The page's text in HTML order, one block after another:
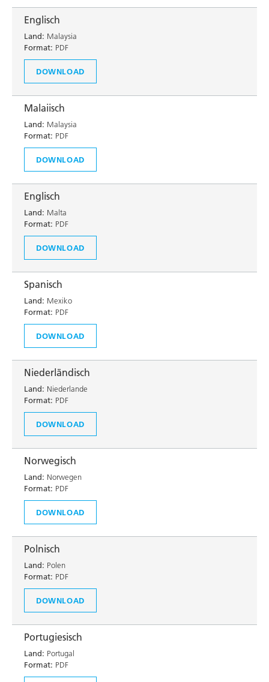
Englisch
Land: Malaysia
Format: PDF
DOWNLOAD
Malaiisch
Land: Malaysia
Format: PDF
DOWNLOAD
Englisch
Land: Malta
Format: PDF
DOWNLOAD
Spanisch
Land: Mexiko
Format: PDF
DOWNLOAD
Niederländisch
Land: Niederlande
Format: PDF
DOWNLOAD
Norwegisch
Land: Norwegen
Format: PDF
DOWNLOAD
Polnisch
Land: Polen
Format: PDF
DOWNLOAD
Portugiesisch
Land: Portugal
Format: PDF